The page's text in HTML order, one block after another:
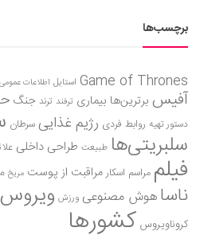
برچسب‌ها
Game of Thrones استایل اطلاعات عمومی
آفیس برترین‌ها بیماری ترفند ترند جنگ
دستور تهیه روابط فردی رژیم غذاییسرطان
سلبریتی‌ها طبیعت طراحی داخلی
فیلم مراسم اسکارمراقبت از پوست مریخ
ناساهوش مصنوعی ورزش ویروس
کروناویروس کشورها